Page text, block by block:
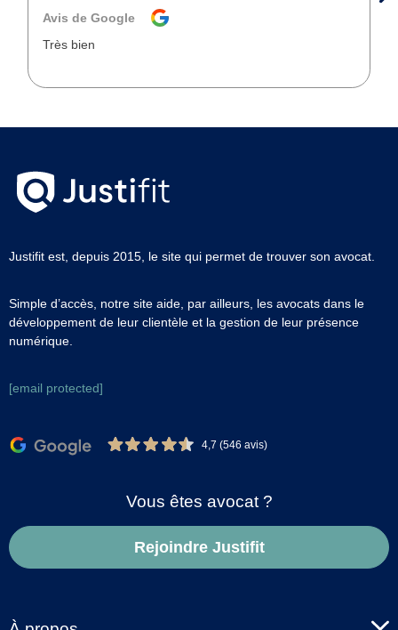
Avis de Google
Très bien
Justifit est, depuis 2015, le site qui permet de trouver son avocat.
Simple d’accès, notre site aide, par ailleurs, les avocats dans le
développement de leur clientèle et la gestion de leur présence
numérique.
[email protected]
4,7 (546 avis)
Vous êtes avocat ?
Rejoindre Justifit